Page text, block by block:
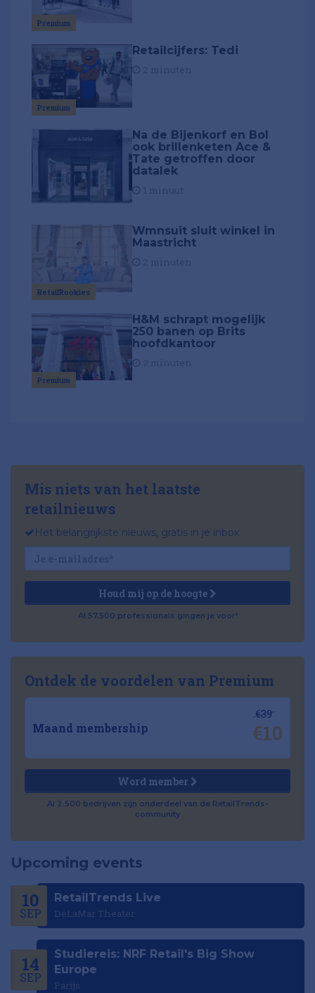
Premium
Premium
Retailcijfers: Tedi
Na de Bijenkorf en Bol
ook brillenketen Ace &
Tate getroffen door
datalek
RetailRookies
Wmnsuit sluit winkel in
Maastricht
Premium
H&M schrapt mogelijk
250 banen op Brits
hoofdkantoor
Mis niets van het laatste
retailnieuws
Het belangrijkste nieuws, gratis in je inbox
Houd mij op de hoogte
Al 57.500 professionals gingen je voor!
Ontdek de voordelen van Premium
Maand membership
€39
€10
Word member
Al 2.500 bedrijven zijn onderdeel van de RetailTrends-
community
Upcoming events
10
SEP
RetailTrends Live
DeLaMar Theater
14
SEP
Studiereis: NRF Retail's Big Show
Europe
Parijs